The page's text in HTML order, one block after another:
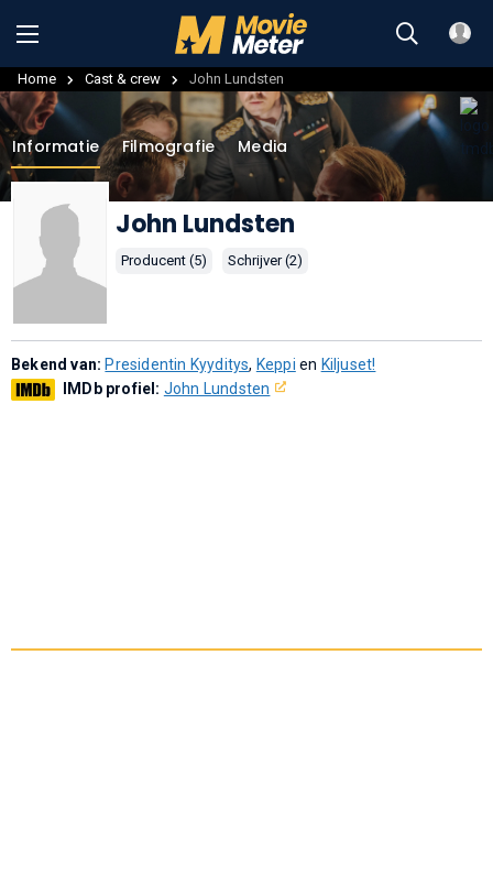
Home Cast & crew John Lundsten
Informatie Filmografie Media
John Lundsten
Producent (5) Schrijver (2)
Bekend van: Presidentin Kyyditys, Keppi en Kiljuset!
IMDb profiel: John Lundsten